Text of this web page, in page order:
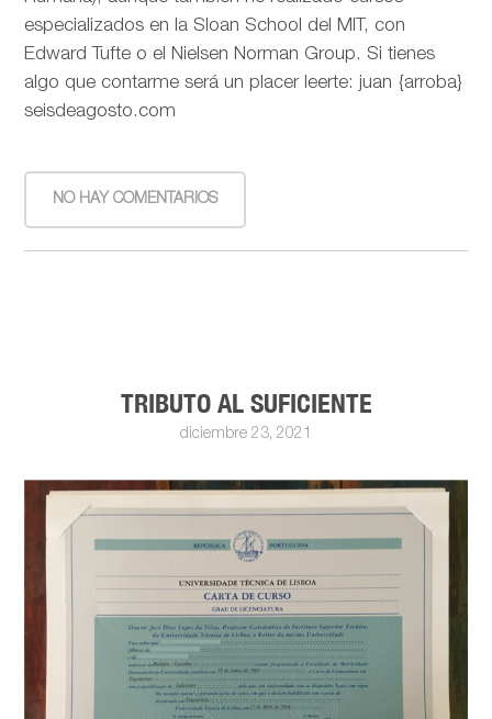
especializados en la Sloan School del MIT, con
Edward Tufte o el Nielsen Norman Group. Si tienes
algo que contarme será un placer leerte: juan {arroba}
seisdeagosto.com
NO HAY COMENTARIOS
TRIBUTO AL SUFICIENTE
diciembre 23, 2021